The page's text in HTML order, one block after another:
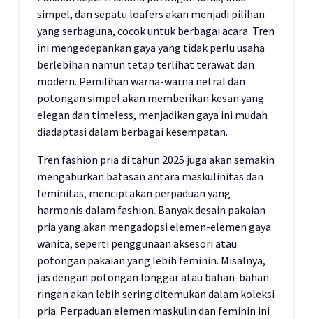
simpel, dan sepatu loafers akan menjadi pilihan
yang serbaguna, cocok untuk berbagai acara. Tren
ini mengedepankan gaya yang tidak perlu usaha
berlebihan namun tetap terlihat terawat dan
modern. Pemilihan warna-warna netral dan
potongan simpel akan memberikan kesan yang
elegan dan timeless, menjadikan gaya ini mudah
diadaptasi dalam berbagai kesempatan.
Tren fashion pria di tahun 2025 juga akan semakin
mengaburkan batasan antara maskulinitas dan
feminitas, menciptakan perpaduan yang
harmonis dalam fashion. Banyak desain pakaian
pria yang akan mengadopsi elemen-elemen gaya
wanita, seperti penggunaan aksesori atau
potongan pakaian yang lebih feminin. Misalnya,
jas dengan potongan longgar atau bahan-bahan
ringan akan lebih sering ditemukan dalam koleksi
pria. Perpaduan elemen maskulin dan feminin ini